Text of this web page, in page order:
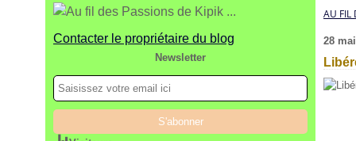
Contacter le propriétaire du blog
Newsletter
AU FIL
28